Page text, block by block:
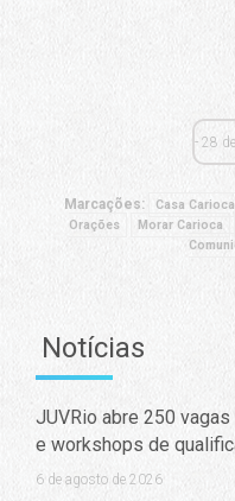
28
Marcações: Casa Carioca
Orações
Morar Carioca
Notícias
JUVRio abre 250
e workshops de
6 de agosto de 2026